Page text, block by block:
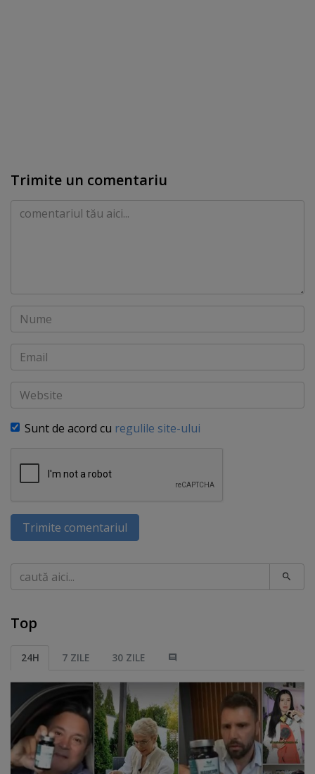
Trimite un comentariu
Comentariu
Nume
Email
Website
Sunt de acord cu regulile site-ului
Trimite comentariul
Caută
Top
24H 7 ZILE 30 ZILE